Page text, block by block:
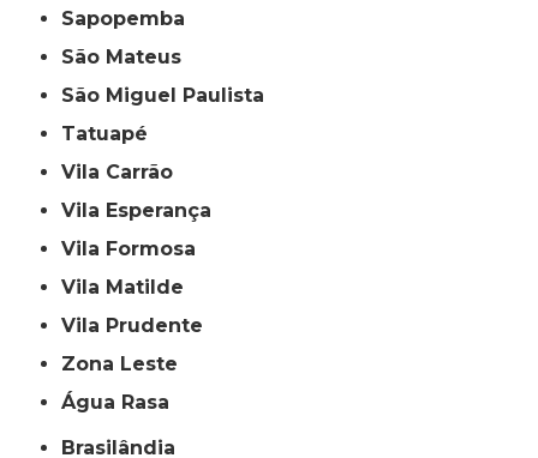
Sapopemba
São Mateus
São Miguel Paulista
Tatuapé
Vila Carrão
Vila Esperança
Vila Formosa
Vila Matilde
Vila Prudente
Zona Leste
Água Rasa
Brasilândia